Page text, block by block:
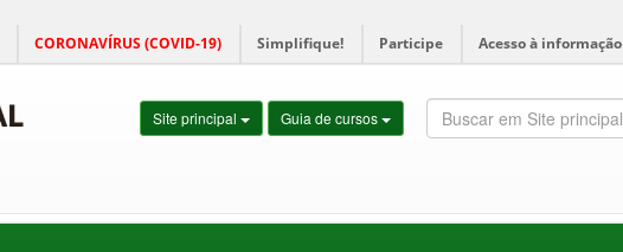
CORONAVÍRUS (COVID-19) Simplifique! Participe Acesso à informação
Site principal Guia de cursos